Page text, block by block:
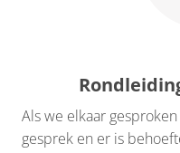
Als we elkaar
gesprek en er is